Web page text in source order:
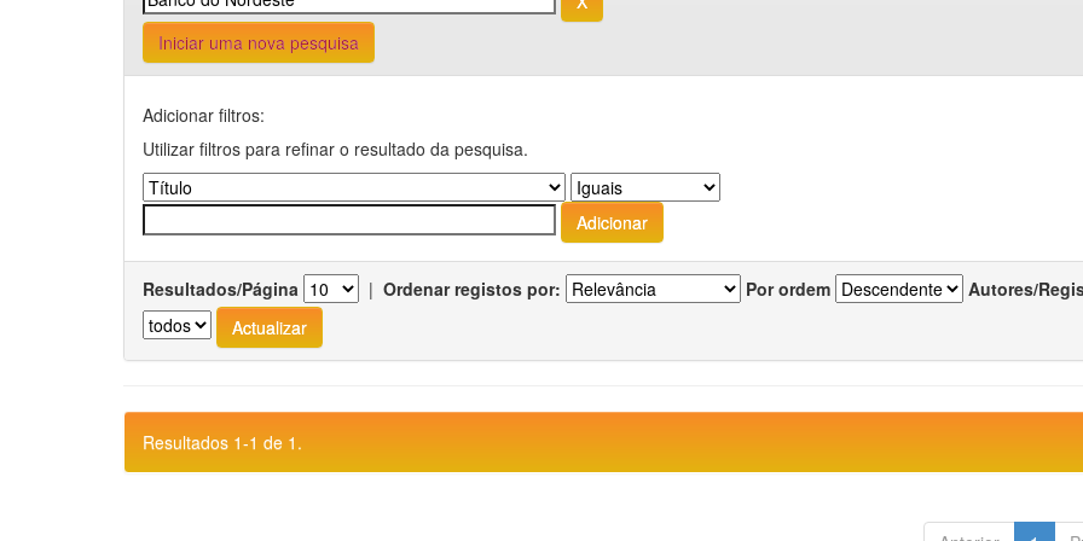
Iniciar uma nova pesquisa
Adicionar filtros:
Utilizar filtros para refinar o resultado da pesquisa.
Resultados/Página | Ordenar registos por: Por ordem Autores/
Resultados 1-1 de 1.